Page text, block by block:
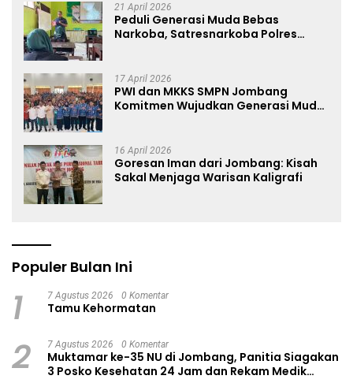
21 April 2026
Peduli Generasi Muda Bebas
Narkoba, Satresnarkoba Polres
17 April 2026
PWI dan MKKS SMPN Jombang
Komitmen Wujudkan Generasi Muda
16 April 2026
Goresan Iman dari Jombang: Kisah
Sakal Menjaga Warisan Kaligrafi
Populer Bulan Ini
1 7 Agustus 2026 0 Komentar
Tamu Kehormatan
2 7 Agustus 2026 0 Komentar
Muktamar ke-35 NU di Jombang, Panitia Siagakan
3 Posko Kesehatan 24 Jam dan Rekam Medik